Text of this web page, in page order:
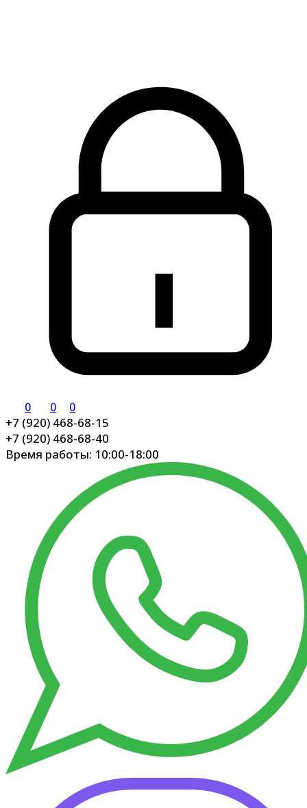
0 0 0
+7 (920) 468-68-15
+7 (920) 468-68-40
Время работы: 10:00-18:00